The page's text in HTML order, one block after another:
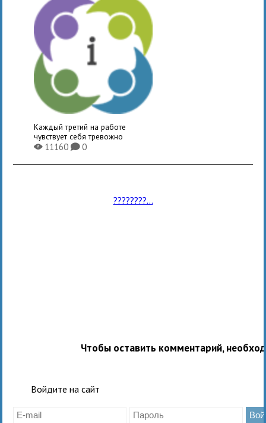
Каждый третий на работе
чувствует себя тревожно
X11160K0
????????...
Чтобы оставить комментарий,
Войдите на сайт